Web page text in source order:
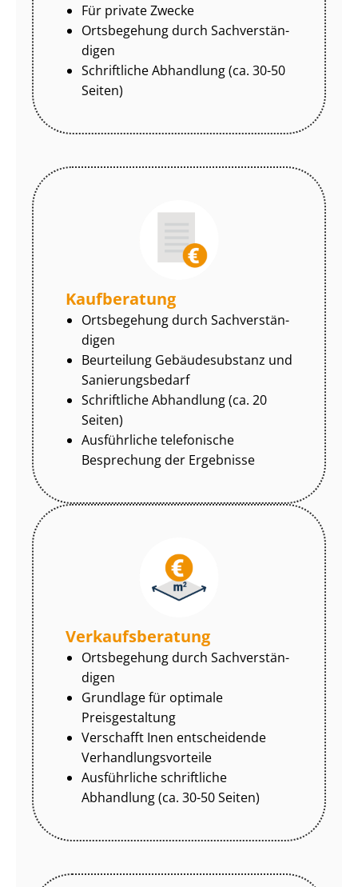
Für private Zwecke
Ortsbegehung durch Sach­ver­stän­
di­gen
Schriftliche Abhandlung (ca. 30-50
Seiten)
Kaufberatung
Ortsbegehung durch Sach­ver­stän­
di­gen
Beurteilung Gebäudesubstanz und
Sa­nie­rungs­be­darf
Schriftliche Abhandlung (ca. 20
Seiten)
Ausführliche telefonische
Besprechung der Ergebnisse
Ver­kaufs­be­ra­tung
Ortsbegehung durch Sach­ver­stän­
di­gen
Grundlage für optimale
Preisgestaltung
Verschafft Inen entscheidende
Ver­hand­lungs­vor­tei­le
Ausführliche schriftliche
Abhandlung (ca. 30-50 Seiten)